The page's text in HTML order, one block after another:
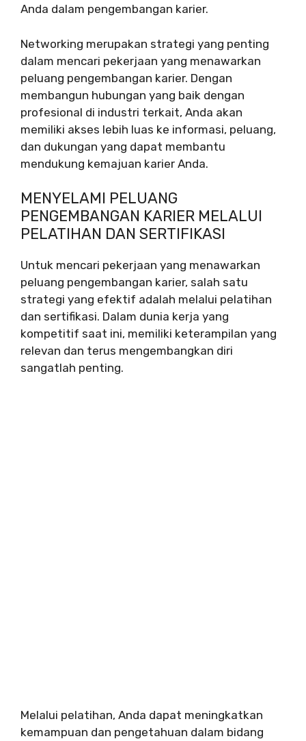
Anda dalam pengembangan karier.
Networking merupakan strategi yang penting
dalam mencari pekerjaan yang menawarkan
peluang pengembangan karier. Dengan
membangun hubungan yang baik dengan
profesional di industri terkait, Anda akan
memiliki akses lebih luas ke informasi, peluang,
dan dukungan yang dapat membantu
mendukung kemajuan karier Anda.
MENYELAMI PELUANG
PENGEMBANGAN KARIER MELALUI
PELATIHAN DAN SERTIFIKASI
Untuk mencari pekerjaan yang menawarkan
peluang pengembangan karier, salah satu
strategi yang efektif adalah melalui pelatihan
dan sertifikasi. Dalam dunia kerja yang
kompetitif saat ini, memiliki keterampilan yang
relevan dan terus mengembangkan diri
sangatlah penting.
Melalui pelatihan, Anda dapat meningkatkan
kemampuan dan pengetahuan dalam bidang